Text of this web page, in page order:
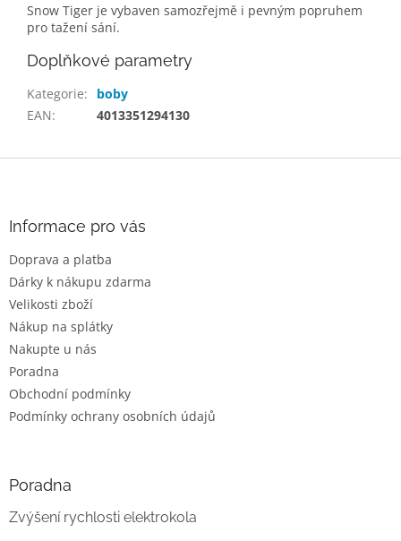
Snow Tiger je vybaven samozřejmě i pevným popruhem
pro tažení sání.
Doplňkové parametry
Kategorie:
boby
EAN: 4013351294130
Informace pro vás
Doprava a platba
Dárky k nákupu zdarma
Velikosti zboží
Nákup na splátky
Nakupte u nás
Poradna
Obchodní podmínky
Podmínky ochrany osobních údajů
Poradna
Zvýšení rychlosti elektrokola